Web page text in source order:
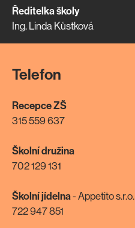
Ředitelka školy
Ing. Linda Kůstková
Telefon
Recepce ZŠ
315 559 637
Školní družina
702 129 131
Školní jídelna- Appetito s.r.o.
722 947 851